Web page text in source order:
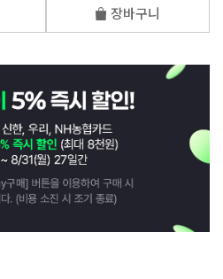
장바구니